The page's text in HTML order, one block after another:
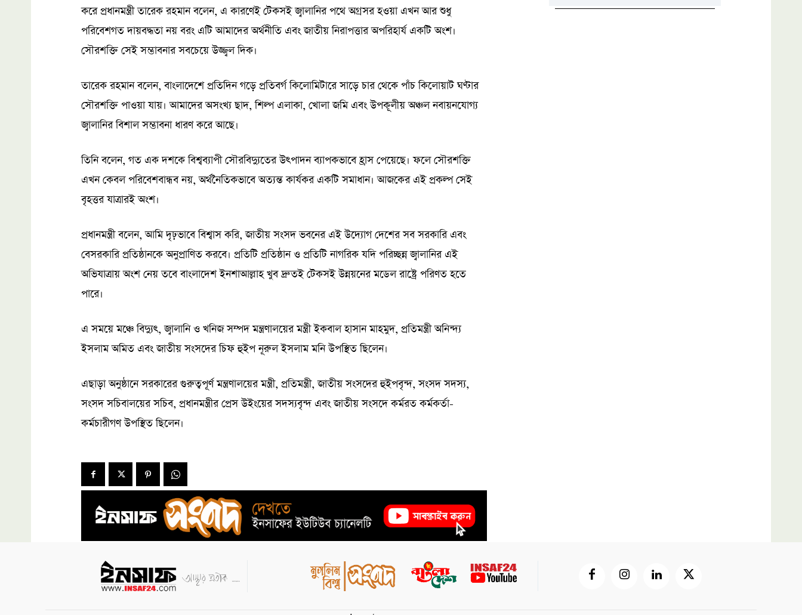
করে প্রধানমন্ত্রী তারেক রহমান বলেন, এ কারণেই টেকসই জ্বালানির পথে অগ্রসর হওয়া এখন আর শুধু
পরিবেশগত দায়বদ্ধতা নয় বরং এটি আমাদের অর্থনীতি এবং জাতীয় নিরাপত্তার অপরিহার্য একটি অংশ।
সৌরশক্তি সেই সম্ভাবনার সবচেয়ে উজ্জ্বল দিক।
তারেক রহমান বলেন, বাংলাদেশে প্রতিদিন গড়ে প্রতিবর্গ কিলোমিটারে সাড়ে চার থেকে পাঁচ কিলোয়াট ঘণ্টার
সৌরশক্তি পাওয়া যায়। আমাদের অসংখ্য ছাদ, শিল্প এলাকা, খোলা জমি এবং উপকূলীয় অঞ্চল নবায়নযোগ্য
জ্বালানির বিশাল সম্ভাবনা ধারণ করে আছে।
তিনি বলেন, গত এক দশকে বিশ্বব্যাপী সৌরবিদ্যুতের উৎপাদন ব্যাপকভাবে হ্রাস পেয়েছে। ফলে সৌরশক্তি
এখন কেবল পরিবেশবান্ধব নয়, অর্থনৈতিকভাবে অত্যন্ত কার্যকর একটি সমাধান। আজকের এই প্রকল্প সেই
বৃহত্তর যাত্রারই অংশ।
প্রধানমন্ত্রী বলেন, আমি দৃঢ়ভাবে বিশ্বাস করি, জাতীয় সংসদ ভবনের এই উদ্যোগ দেশের সব সরকারি এবং
বেসরকারি প্রতিষ্ঠানকে অনুপ্রাণিত করবে। প্রতিটি প্রতিষ্ঠান ও প্রতিটি নাগরিক যদি পরিচ্ছন্ন জ্বালানির এই
অভিযাত্রায় অংশ নেয় তবে বাংলাদেশ ইনশাআল্লাহ খুব দ্রুতই টেকসই উন্নয়নের মডেল রাষ্ট্রে পরিণত হতে
পারে।
এ সময়ে মঞ্চে বিদ্যুৎ, জ্বালানি ও খনিজ সম্পদ মন্ত্রণালয়ের মন্ত্রী ইকবাল হাসান মাহমুদ, প্রতিমন্ত্রী অনিন্দ্য
ইসলাম অমিত এবং জাতীয় সংসদের চিফ হুইপ নূরুল ইসলাম মনি উপস্থিত ছিলেন।
এছাড়া অনুষ্ঠানে সরকারের গুরুত্বপূর্ণ মন্ত্রণালয়ের মন্ত্রী, প্রতিমন্ত্রী, জাতীয় সংসদের হুইপবৃন্দ, সংসদ সদস্য,
সংসদ সচিবালয়ের সচিব, প্রধানমন্ত্রীর প্রেস উইংয়ের সদস্যবৃন্দ এবং জাতীয় সংসদে কর্মরত কর্মকর্তা-
কর্মচারীগণ উপস্থিত ছিলেন।